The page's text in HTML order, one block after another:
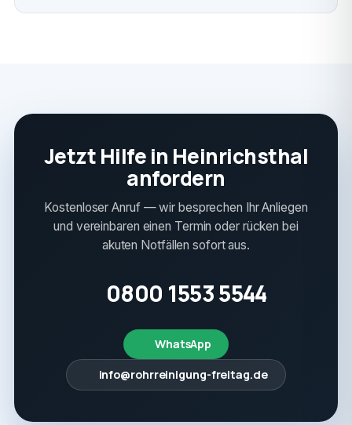
Jetzt Hilfe in Heinrichsthal
anfordern
Kostenloser Anruf — wir besprechen Ihr Anliegen
und vereinbaren einen Termin oder rücken bei
akuten Notfällen sofort aus.
0800 1553 5544
WhatsApp
info@rohrreinigung-freitag.de